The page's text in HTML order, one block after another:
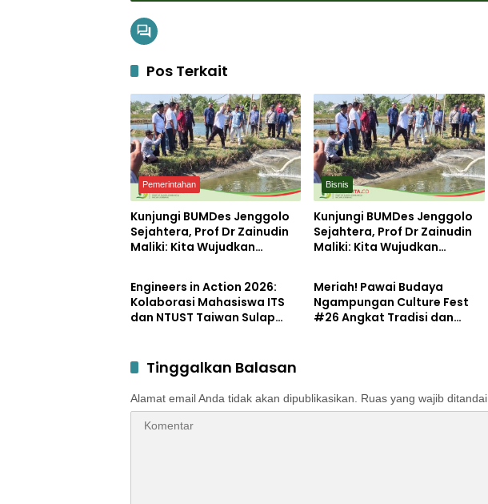
Pos Terkait
Pemerintahan
Kunjungi BUMDes Jenggolo
Sejahtera, Prof Dr Zainudin
Maliki: Kita Wujudkan
dengan Potensi Desa
Bisnis
Kunjungi BUMDes Jenggolo
Sejahtera, Prof Dr Zainudin
Maliki: Kita Wujudkan
dengan Potensi Desa
Engineers in Action 2026:
Kolaborasi Mahasiswa ITS
dan NTUST Taiwan Sulap
Berkelanjutan
Meriah! Pawai Budaya
Ngampungan Culture Fest
#26 Angkat Tradisi dan
Tinggalkan Balasan
Alamat email Anda tidak akan dipublikasikan. Ruas yang wajib ditandai